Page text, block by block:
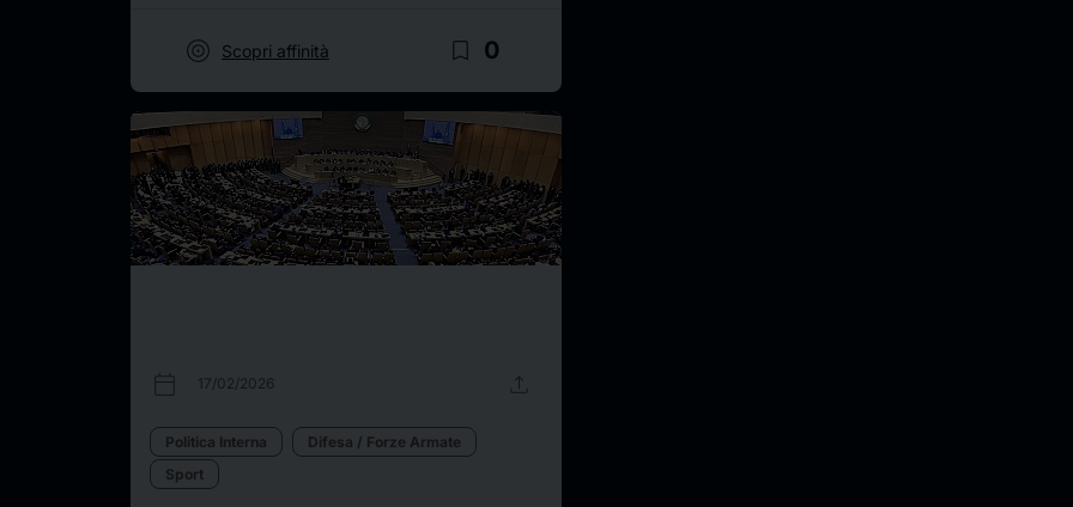
target Scopri affinità bookmark_border 0
calendar_today 17/02/2026 upload
Politica Interna
Difesa / Forze Armate
Sport